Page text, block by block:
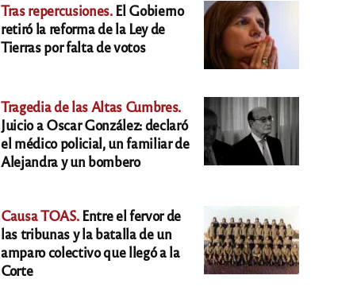
Tras repercusiones.El Gobierno
retiró la reforma de la Ley de
Tierras por falta de votos
Tragedia de las Altas Cumbres.
Juicio a Oscar González: declaró
el médico policial, un familiar de
Alejandra y un bombero
Causa TOAS.Entre el fervor de
las tribunas y la batalla de un
amparo colectivo que llegó a la
Corte